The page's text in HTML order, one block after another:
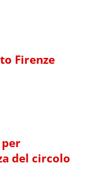
Firenze
per
del circolo